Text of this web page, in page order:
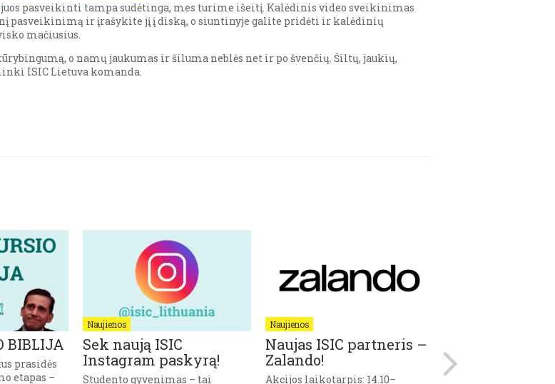
pasveikinti tampa sudėtinga, mes turime išeitį. Kalėdinis video sveikinimas
pasveikinimą ir įrašykite jį į diską, o siuntinyje galite pridėti ir kalėdinių
mačiusius.
o namų jaukumas ir šiluma neblės net ir po švenčių. Šiltų, jaukių,
ISIC Lietuva komanda.
BIBLIJA
prasidės
etapas –
Naujienos
Sek naują ISIC
Instagram paskyrą!
Studento gyvenimas – tai
Naujienos
Naujas ISIC partneris –
Zalando!
Akcijos laikotarpis: 14.10–
MUGĖ kviečia
ISIC’iečius!